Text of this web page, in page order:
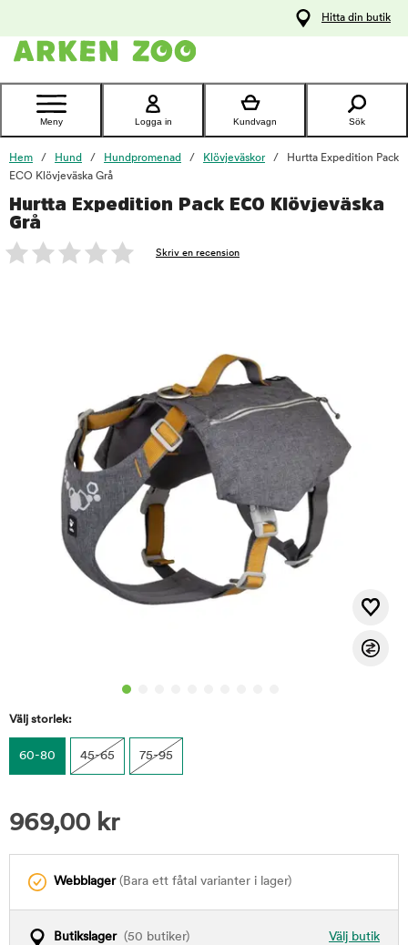
Kontakta
Hitta din butik
Meny Logga in Kundvagn Sök
Hem Hund Hundpromenad Klövjeväskor
Hurtta Expedition Pack
ECO Klövjeväska Grå
Hurtta Expedition Pack ECO Klövjeväska
Grå
Skriv en recension
Välj storlek:
60-80 45-65 75-95
969,00 kr
Webblager(Bara ett fåtal varianter i lager)
Välj butik
Butikslager(50 butiker)
foo